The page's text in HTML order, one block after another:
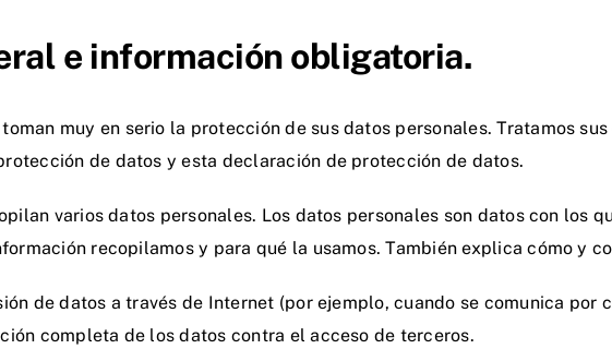
e información obligatoria.
muy en serio la protección de sus datos personales. Tratamos
de datos y esta declaración de protección de datos.
varios datos personales. Los datos personales son datos con los
recopilamos y para qué la usamos. También explica cómo y
de datos a través de Internet (por ejemplo, cuando se comunica por
completa de los datos contra el acceso de terceros.